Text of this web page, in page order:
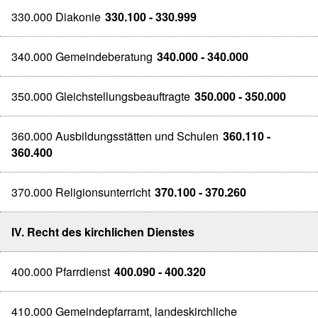
330.000 Diakonie 330.100 - 330.999
340.000 Gemeindeberatung 340.000 - 340.000
350.000 Gleichstellungsbeauftragte 350.000 - 350.000
360.000 Ausbildungsstätten und Schulen 360.110 -
360.400
370.000 Religionsunterricht 370.100 - 370.260
IV. Recht des kirchlichen Dienstes
400.000 Pfarrdienst 400.090 - 400.320
410.000 Gemeindepfarramt, landeskirchliche